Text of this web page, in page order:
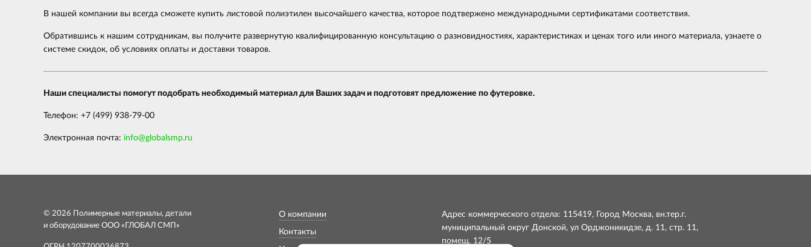
В нашей компании вы всегда сможете купить листовой полиэтилен высочайшего качества, которое подтвержено международными сертификатами соответствия.
Обратившись к нашим сотрудникам, вы получите развернутую квалифицированную консультацию о разновидностиях, характеристиках и ценах того или иного материала, узнаете о
системе скидок, об условиях оплаты и доставки товаров.
Наши специалисты помогут подобрать необходимый материал для Ваших задач и подготовят предложение по футеровке.
Телефон: +7 (499) 938-79-00
Электронная почта: info@globalsmp.ru
© 2026 Полимерные материалы, детали
и оборудование ООО «ГЛОБАЛ СМП»
О компании
Контакты
Адрес коммерческого отдела: 115419, Город Москва, вн.тер.г.
муниципальный округ Донской, ул Орджоникидзе, д. 11, стр. 11,
помещ. 12/5